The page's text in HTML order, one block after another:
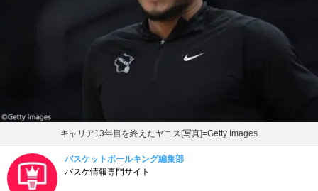
キャリア13年目を終えたヤニス[写真]=Getty Images
バスケットボールキング編集部
バスケ情報専門サイト